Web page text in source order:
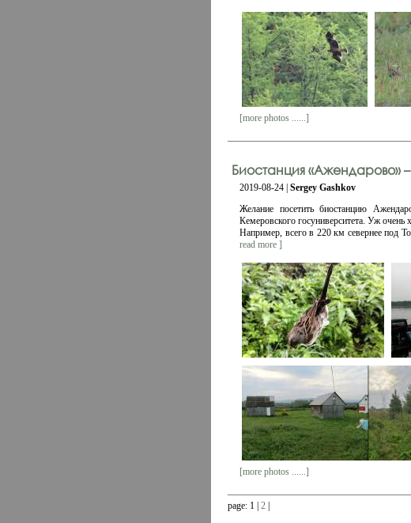
[more photos ......]
Биостанция «Ажендарово»
2019-08-24 | Sergey Gashkov
Желание посетить биостанцию
Кемеровского госуниверситета. Уж очень
Например, всего в 220 км севернее под
read more ]
[more photos ......]
page: 1 | 2